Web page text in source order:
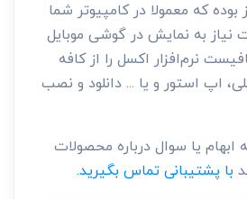
بوده که معمولا در کامپیوتر شما
به نمایش در گوشی موبایل
نرم‌افزار اکسل را از کافه
اپ استور و یا ... دانلود و نصب
یا سوال درباره محصولات
با پشتیبانی تماس بگیرید.